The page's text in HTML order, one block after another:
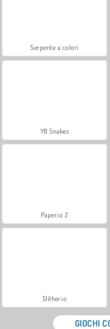
Serpente a colori
Y8 Snakes
Paper.io 2
Slither.io
GIOCHI